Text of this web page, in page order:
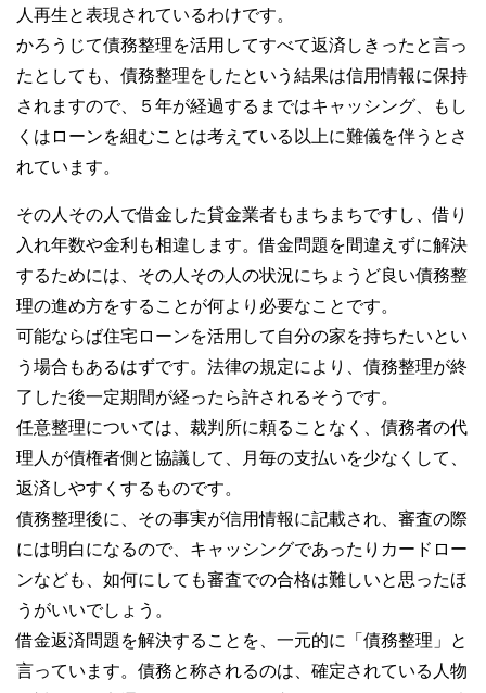
人再生と表現されているわけです。
かろうじて債務整理を活用してすべて返済しきったと言っ
たとしても、債務整理をしたという結果は信用情報に保持
されますので、５年が経過するまではキャッシング、もし
くはローンを組むことは考えている以上に難儀を伴うとさ
れています。
その人その人で借金した貸金業者もまちまちですし、借り
入れ年数や金利も相違します。借金問題を間違えずに解決
するためには、その人その人の状況にちょうど良い債務整
理の進め方をすることが何より必要なことです。
可能ならば住宅ローンを活用して自分の家を持ちたいとい
う場合もあるはずです。法律の規定により、債務整理が終
了した後一定期間が経ったら許されるそうです。
任意整理については、裁判所に頼ることなく、債務者の代
理人が債権者側と協議して、月毎の支払いを少なくして、
返済しやすくするものです。
債務整理後に、その事実が信用情報に記載され、審査の際
には明白になるので、キャッシングであったりカードロー
ンなども、如何にしても審査での合格は難しいと思ったほ
うがいいでしょう。
借金返済問題を解決することを、一元的に「債務整理」と
言っています。債務と称されるのは、確定されている人物